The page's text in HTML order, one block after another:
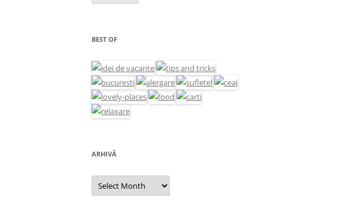
BEST OF
ARHIVĂ
Arhivă